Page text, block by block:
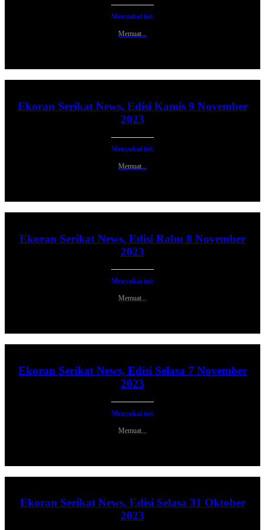
Menyukai ini:
Memuat...
Ekoran Serikat News, Edisi Kamis 9 November
2023
Menyukai ini:
Memuat...
Ekoran Serikat News, Edisi Rabu 8 November
2023
Menyukai ini:
Memuat...
Ekoran Serikat News, Edisi Selasa 7 November
2023
Menyukai ini:
Memuat...
Ekoran Serikat News, Edisi Selasa 31 Oktober
2023